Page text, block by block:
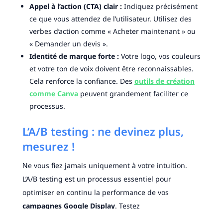
Appel à l’action (CTA) clair :Indiquez précisément
ce que vous attendez de l’utilisateur. Utilisez des
verbes d’action comme « Acheter maintenant » ou
« Demander un devis ».
Identité de marque forte :Votre logo, vos couleurs
et votre ton de voix doivent être reconnaissables.
Cela renforce la confiance. Des outils de création
comme Canvapeuvent grandement faciliter ce
processus.
L’A/B testing : ne devinez plus,
mesurez !
Ne vous fiez jamais uniquement à votre intuition.
L’A/B testing est un processus essentiel pour
optimiser en continu la performance de vos
campagnes Google Display. Testez